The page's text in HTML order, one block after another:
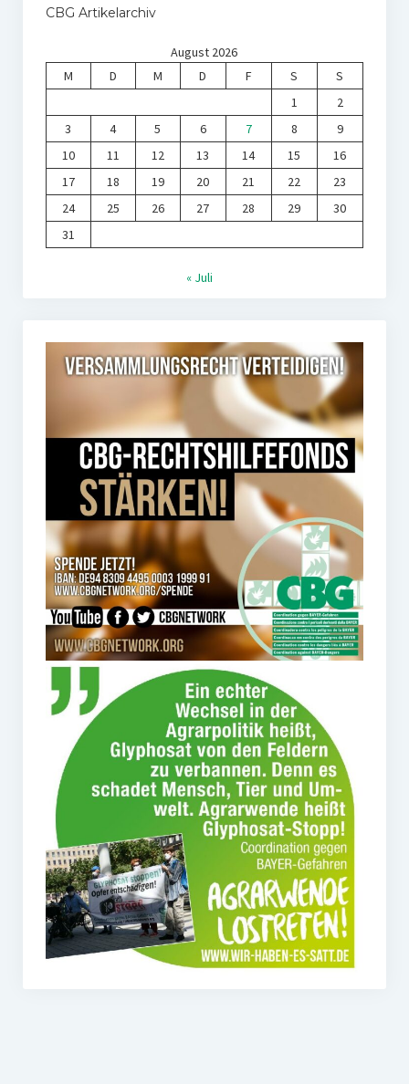
CBG Artikelarchiv
August 2026
M
D M D F S
S
1
2
3
4 5 6 7 8
9
10
11 12 13 14 15
16
17
18 19 20 21 22
23
24
25 26 27 28 29
30
31
« Juli